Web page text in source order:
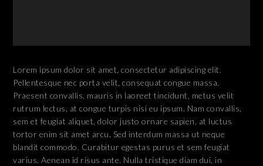
Lorem ipsum dolor sit amet, consectetur adipiscing elit.
Pellentesque nec porta velit, consequat congue massa.
Praesent convallis, mauris in laoreet tincidunt, metus velit
rutrum lectus, at congue turpis nisi eu ipsum. Nam convallis,
sem et feugiat aliquet, dolor justo ornare sapien, at luctus
tortor enim sit amet arcu. Sed interdum massa ut neque
blandit commodo. Curabitur egestas purus et sem feugiat
varius. Aenean id risus ante. Nulla tristique diam dui, in